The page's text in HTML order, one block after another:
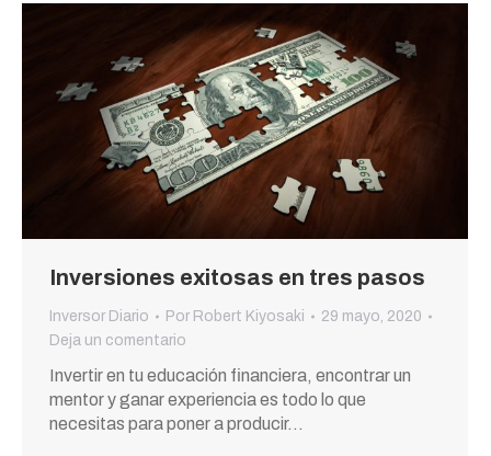
Inversiones exitosas en tres pasos
Inversor Diario Por Robert Kiyosaki
29 mayo, 2020
Deja un comentario
Invertir en tu educación financiera, encontrar un
mentor y ganar experiencia es todo lo que
necesitas para poner a producir…